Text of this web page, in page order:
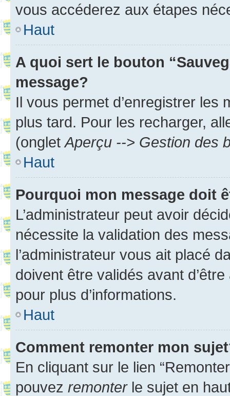
vous accéderez aux étapes
Haut
A quoi sert le bouton
message?
Il vous permet d’enregistrer
plus tard. Pour les recharger,
(onglet Aperçu --> Gestion des
Haut
Pourquoi mon message doit
L’administrateur peut avoir
nécessite la validation des
l’administrateur vous ait placé
doivent être validés avant
pour plus d’informations.
Haut
Comment remonter mon
En cliquant sur le lien
pouvez remonterle sujet en